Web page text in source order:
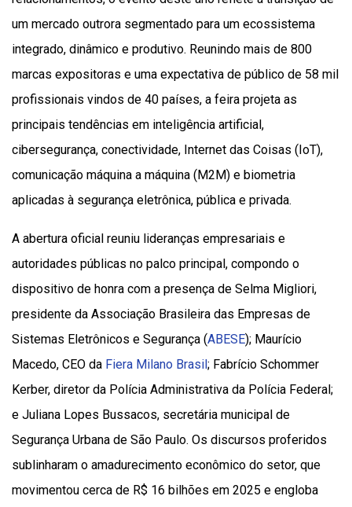
um mercado outrora segmentado para um ecossistema
integrado, dinâmico e produtivo. Reunindo mais de 800
marcas expositoras e uma expectativa de público de 58 mil
profissionais vindos de 40 países, a feira projeta as
principais tendências em inteligência artificial,
cibersegurança, conectividade, Internet das Coisas (IoT),
comunicação máquina a máquina (M2M) e biometria
aplicadas à segurança eletrônica, pública e privada.
A abertura oficial reuniu lideranças empresariais e
autoridades públicas no palco principal, compondo o
dispositivo de honra com a presença de Selma Migliori,
presidente da Associação Brasileira das Empresas de
Sistemas Eletrônicos e Segurança (ABESE); Maurício
Macedo, CEO da Fiera Milano Brasil; Fabrício Schommer
Kerber, diretor da Polícia Administrativa da Polícia Federal;
e Juliana Lopes Bussacos, secretária municipal de
Segurança Urbana de São Paulo. Os discursos proferidos
sublinharam o amadurecimento econômico do setor, que
movimentou cerca de R$ 16 bilhões em 2025 e engloba